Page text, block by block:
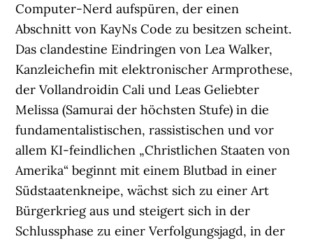
Computer-Nerd aufspüren, der einen
Abschnitt von KayNs Code zu besitzen scheint.
Das clandestine Eindringen von Lea Walker,
Kanzleichefin mit elektronischer Armprothese,
der Vollandroidin Cali und Leas Geliebter
Melissa (Samurai der höchsten Stufe) in die
fundamentalistischen, rassistischen und vor
allem KI-feindlichen „Christlichen Staaten von
Amerika“ beginnt mit einem Blutbad in einer
Südstaatenkneipe, wächst sich zu einer Art
Bürgerkrieg aus und steigert sich in der
Schlussphase zu einer Verfolgungsjagd, in der